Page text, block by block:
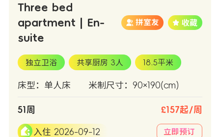
Three bed
apartment | En-
suite
拼室友
独立卫浴 共享厨房 3人 18.5平米
床型：单人床 米制尺寸：90×190(cm)
51周 £157起/周
入住 2026-09-12 立即预订